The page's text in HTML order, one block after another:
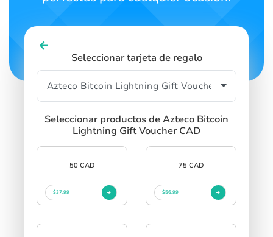
Seleccionar tarjeta de regalo
Seleccionar productos de Azteco Bitcoin
Lightning Gift Voucher CAD
50 CAD
$37.99
75 CAD
$56.99